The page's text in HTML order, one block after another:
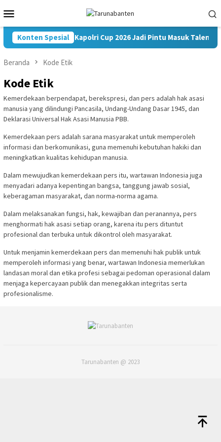
ke
kontenMobile
Konten Spesial Kapolri Cup 2026 Jadi Pintu Masuk Talenta
Beranda Kode Etik
Kode Etik
Kemerdekaan berpendapat, berekspresi, dan pers adalah hak asasi
manusia yang dilindungi Pancasila, Undang-Undang Dasar 1945, dan
Deklarasi Universal Hak Asasi Manusia PBB.
Kemerdekaan pers adalah sarana masyarakat untuk memperoleh
informasi dan berkomunikasi, guna memenuhi kebutuhan hakiki dan
meningkatkan kualitas kehidupan manusia.
Dalam mewujudkan kemerdekaan pers itu, wartawan Indonesia juga
menyadari adanya kepentingan bangsa, tanggung jawab sosial,
keberagaman masyarakat, dan norma-norma agama.
Dalam melaksanakan fungsi, hak, kewajiban dan peranannya, pers
menghormati hak asasi setiap orang, karena itu pers dituntut
profesional dan terbuka untuk dikontrol oleh masyarakat.
Untuk menjamin kemerdekaan pers dan memenuhi hak publik untuk
memperoleh informasi yang benar, wartawan Indonesia memerlukan
landasan moral dan etika profesi sebagai pedoman operasional dalam
menjaga kepercayaan publik dan menegakkan integritas serta
profesionalisme.
Tarunabanten @ 2023